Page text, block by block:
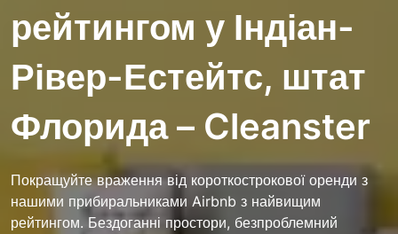
рейтингом у Індіан-
Рівер-Естейтс, штат
Флорида – Cleanster
Покращуйте враження від короткострокової оренди з
нашими прибиральниками Airbnb з найвищим
рейтингом. Бездоганні простори, безпроблемний